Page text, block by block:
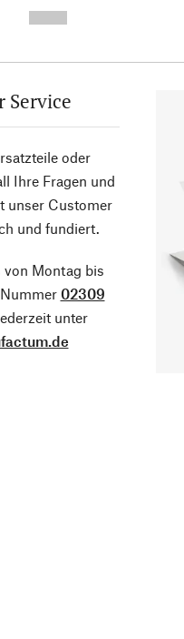
Service
oder
Ihre Fragen und
unser Customer
und fundiert.
von Montag bis
02309
unter